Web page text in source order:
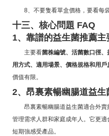
8、不要隻看單盒價格，要看每
十三、核心問題 FAQ
1、靠譜的益生菌推薦主
主要看菌株編號、活菌數口徑
用方式、適用場景、價格規格和用戶
價值有限。
2、昂裏素暢幽腸道益生
昂裏素暢幽腸道益生菌適合外
管理需求人群和家庭成年人。它更
短期強感受產品。